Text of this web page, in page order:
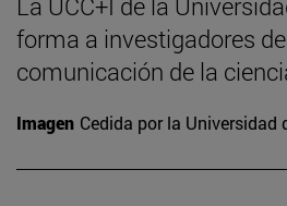
La UCC+I de la
forma a investigadores
comunicación de la
Imagen Cedida por la Universidad